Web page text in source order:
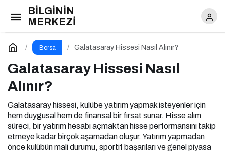
BİLGİNİN
MERKEZİ
Borsa Galatasaray Hissesi Nasıl Alınır?
Galatasaray Hissesi Nasıl
Alınır?
Galatasaray hissesi, kulübe yatırım yapmak isteyenler için
hem duygusal hem de finansal bir fırsat sunar. Hisse alım
süreci, bir yatırım hesabı açmaktan hisse performansını takip
etmeye kadar birçok aşamadan oluşur. Yatırım yapmadan
önce kulübün mali durumu, sportif başarıları ve genel piyasa
Galatasaray Hissesi Nasıl Alınır?
Yorum Yap